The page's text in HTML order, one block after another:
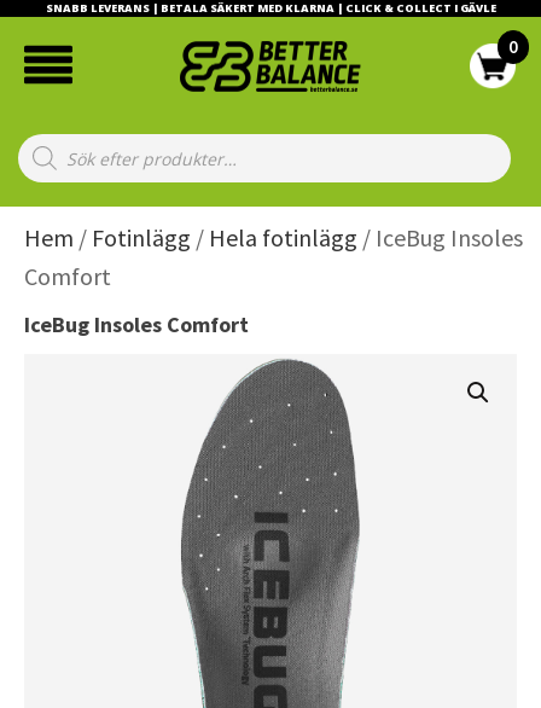
SNABB LEVERANS | BETALA SÄKERT MED KLARNA | CLICK & COLLECT I GÄVLE
Products
search
Hem / Fotinlägg / Hela fotinlägg / IceBug Insoles
Comfort
IceBug Insoles Comfort